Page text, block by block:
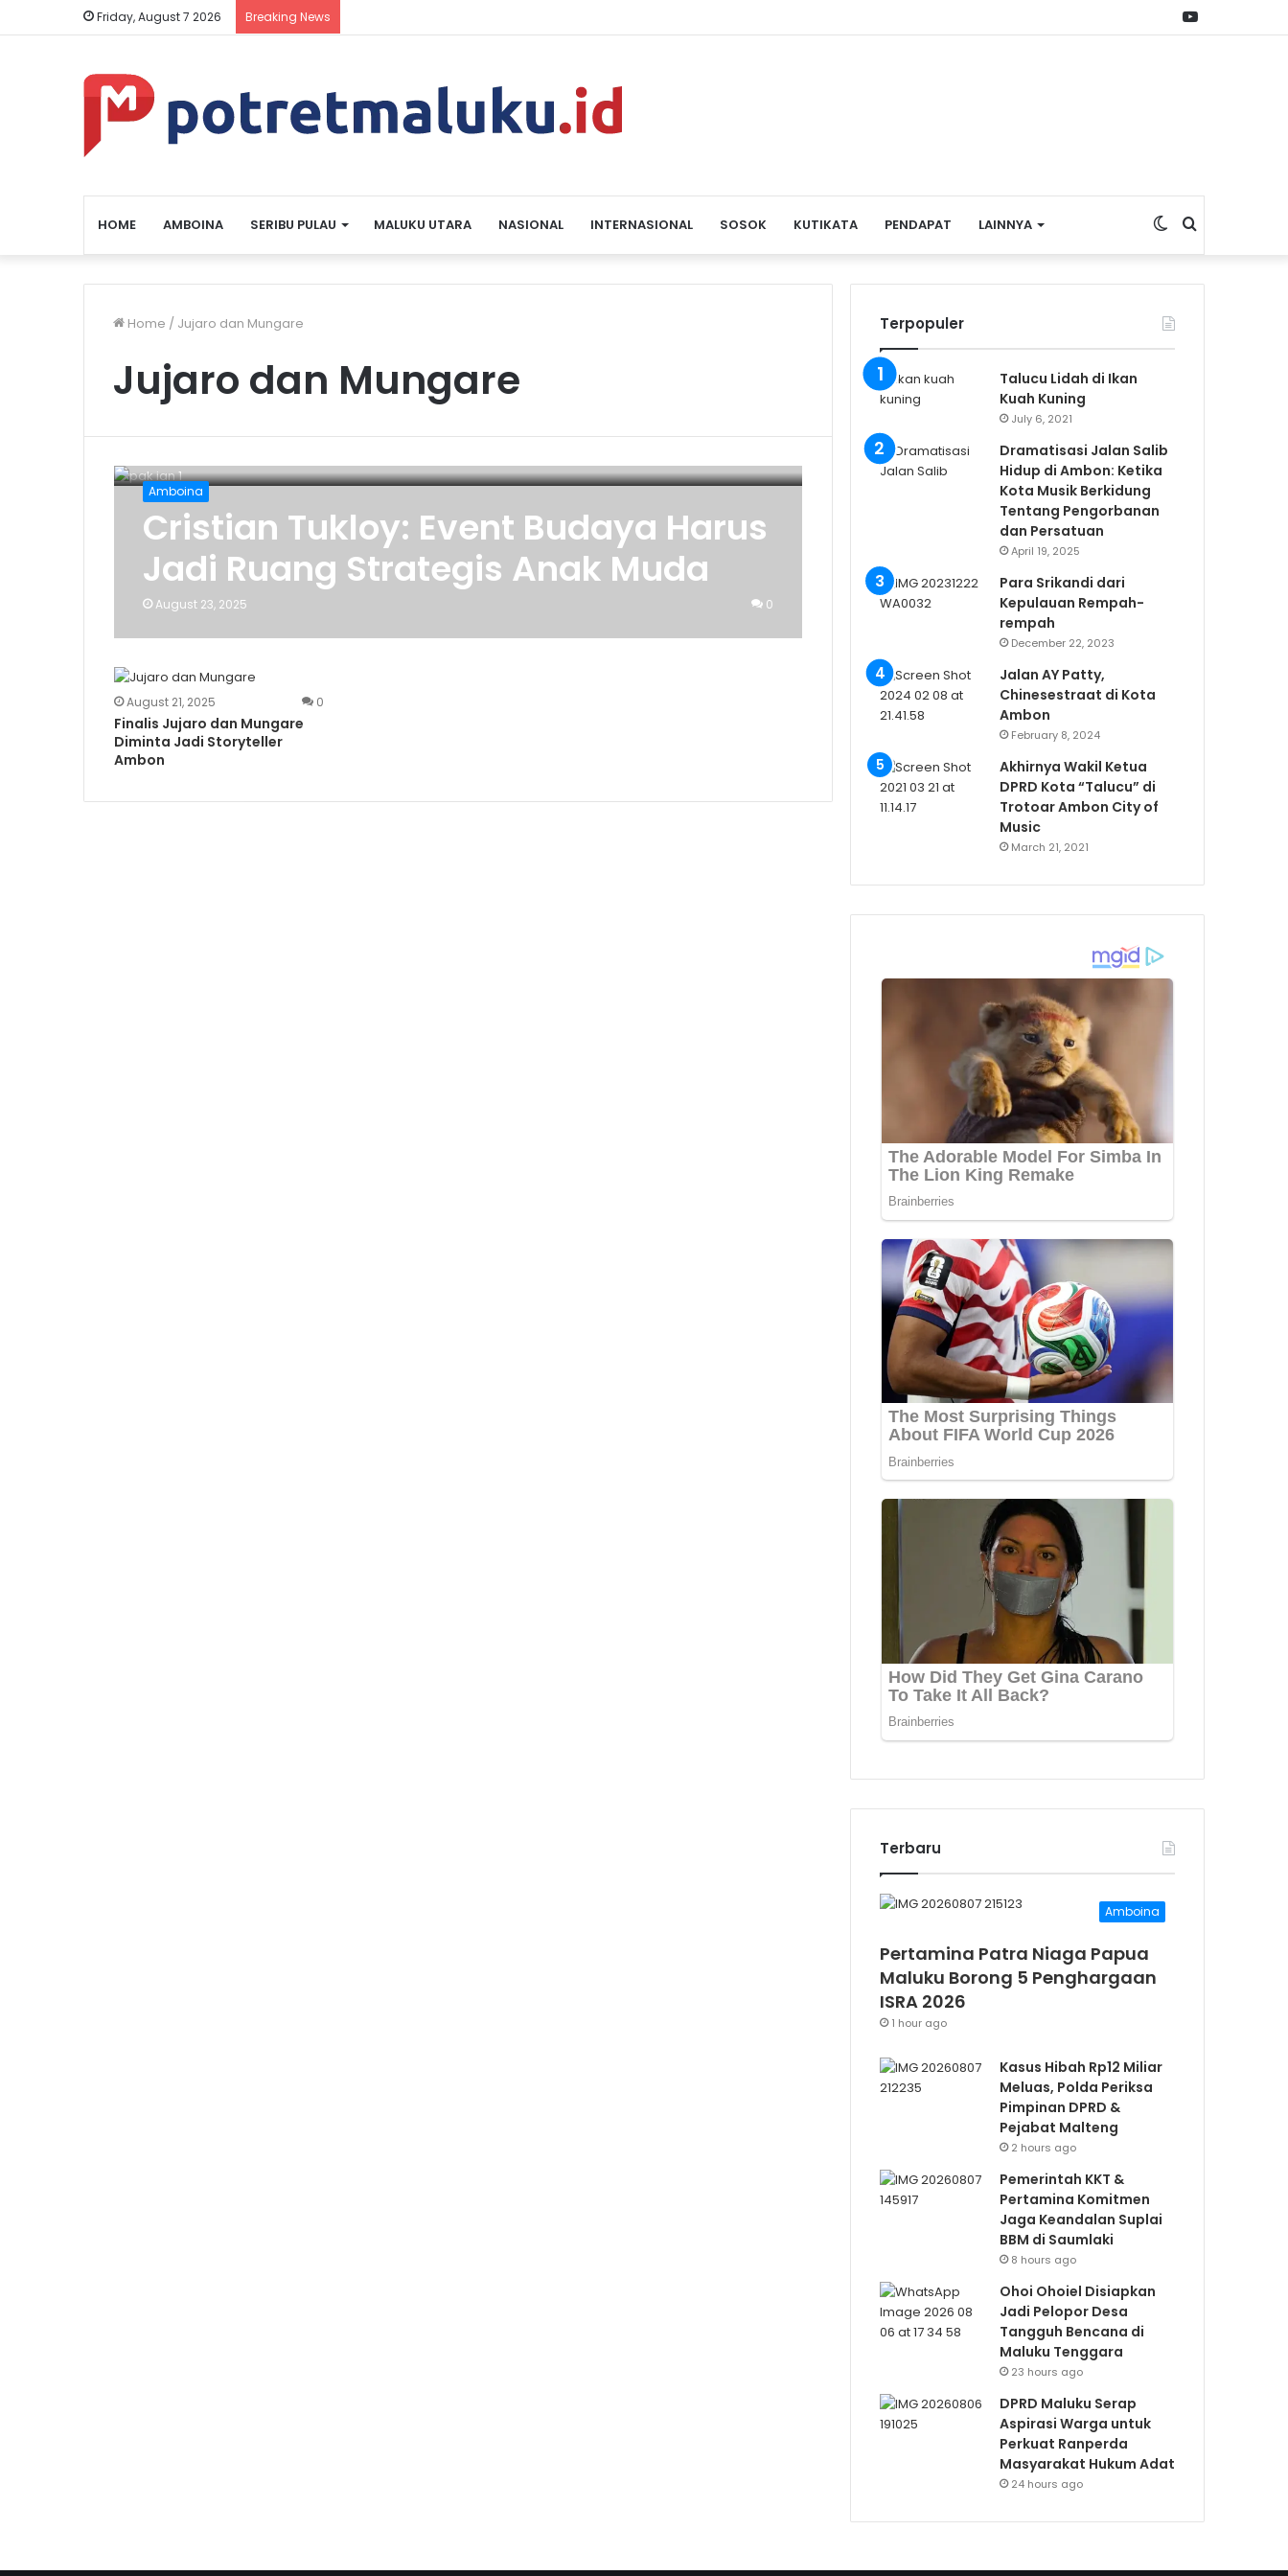
Friday, August 7 2026 Breaking News
HOME AMBOINA SERIBU PULAU MALUKU UTARA NASIONAL INTERNASIONAL SOSOK KUTIKATA PENDAPAT LAINNYA Search
for
Switch
skin
Home / Jujaro dan Mungare
Jujaro dan Mungare
Amboina
Cristian Tukloy: Event Budaya Harus
Jadi Ruang Strategis Anak Muda
August 23, 2025 0
August 21, 2025 0
Finalis Jujaro dan Mungare
Diminta Jadi Storyteller
Ambon
Terpopuler
Talucu Lidah di Ikan
Kuah Kuning
July 6, 2021
Dramatisasi Jalan Salib
Hidup di Ambon: Ketika
Kota Musik Berkidung
Tentang Pengorbanan
dan Persatuan
April 19, 2025
Para Srikandi dari
Kepulauan Rempah-
rempah
December 22, 2023
Jalan AY Patty,
Chinesestraat di Kota
Ambon
February 8, 2024
Akhirnya Wakil Ketua
DPRD Kota “Talucu” di
Trotoar Ambon City of
Music
March 21, 2021
Terbaru
Amboina
Pertamina Patra Niaga Papua
Maluku Borong 5 Penghargaan
ISRA 2026
1 hour ago
Kasus Hibah Rp12 Miliar
Meluas, Polda Periksa
Pimpinan DPRD &
Pejabat Malteng
2 hours ago
Pemerintah KKT &
Pertamina Komitmen
Jaga Keandalan Suplai
BBM di Saumlaki
8 hours ago
Ohoi Ohoiel Disiapkan
Jadi Pelopor Desa
Tangguh Bencana di
Maluku Tenggara
23 hours ago
DPRD Maluku Serap
Aspirasi Warga untuk
Perkuat Ranperda
Masyarakat Hukum Adat
24 hours ago